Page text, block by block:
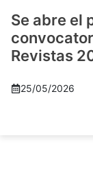
Se abre el
Revistas
25/05/2026